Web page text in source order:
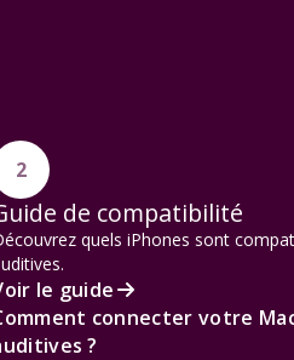
2
de compatibilité
quels iPhones sont
le guide
connecter votre
?